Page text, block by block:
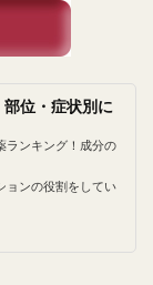
部位・症状別に
ランキング！成分の
ョンの役割をしてい